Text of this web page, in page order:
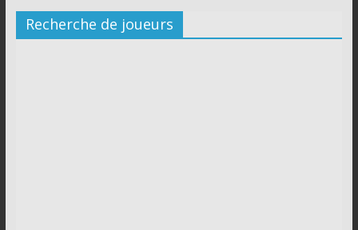
Recherche de joueurs